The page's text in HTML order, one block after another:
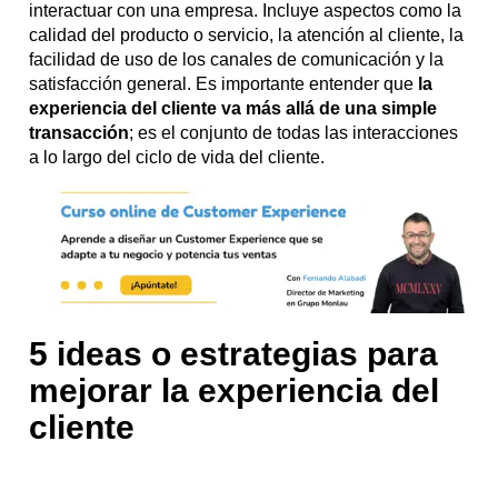
interactuar con una empresa. Incluye aspectos como la
calidad del producto o servicio, la atención al cliente, la
facilidad de uso de los canales de comunicación y la
satisfacción general. Es importante entender que la
experiencia del cliente va más allá de una simple
transacción; es el conjunto de todas las interacciones
a lo largo del ciclo de vida del cliente.
5 ideas o estrategias para
mejorar la experiencia del
cliente